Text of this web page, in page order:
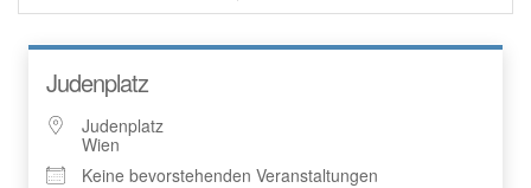
Judenplatz
Judenplatz
Wien
Keine bevorstehenden Veranstaltungen